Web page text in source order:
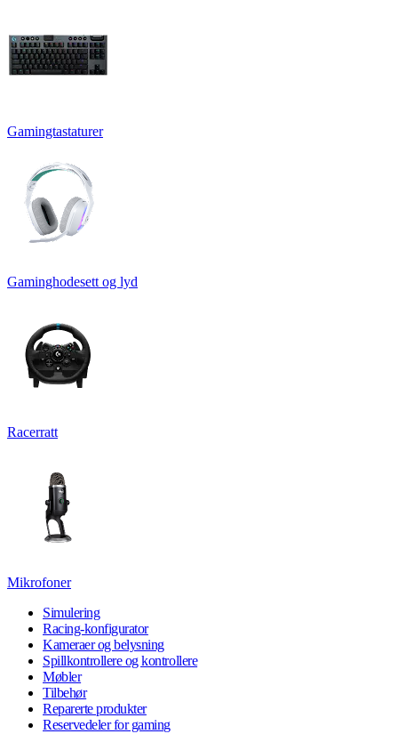
Gamingtastaturer
Gaminghodesett og lyd
Racerratt
Mikrofoner
Simulering
Racing-konfigurator
Kameraer og belysning
Spillkontrollere og kontrollere
Møbler
Tilbehør
Reparerte produkter
Reservedeler for gaming